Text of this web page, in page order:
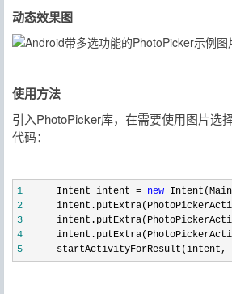
动态效果图
使用方法
引入PhotoPicker库，在需要使用图片选
代码：
1
      Intent intent =
new
2
3
4
5
startActivityForResult(intent,